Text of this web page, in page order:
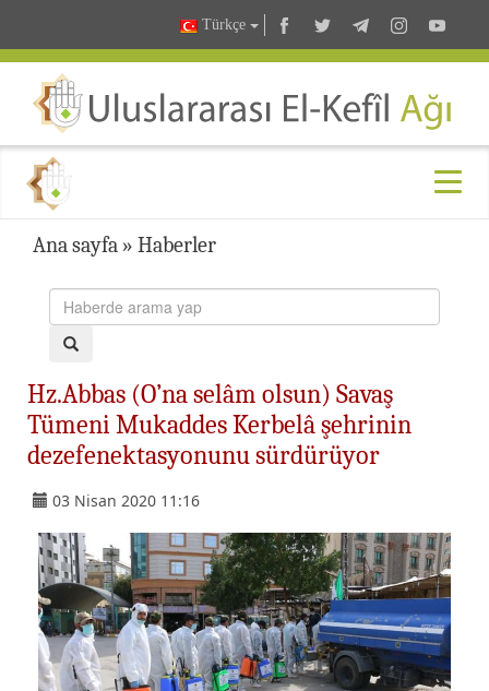
Türkçe
Ana sayfa » Haberler
Hz.Abbas (O’na selâm olsun) Savaş
Tümeni Mukaddes Kerbelâ şehrinin
dezefenektasyonunu sürdürüyor
03 Nisan 2020 11:16